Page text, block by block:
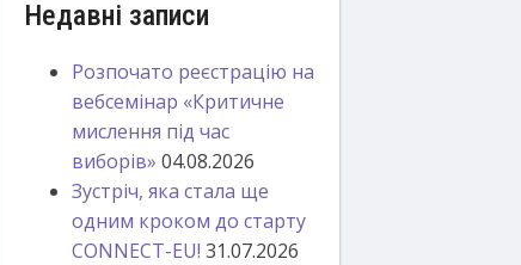
Недавні записи
Розпочато реєстрацію на
вебсемінар «Критичне
мислення під час
виборів» 04.08.2026
Зустріч, яка стала ще
одним кроком до старту
CONNECT-EU! 31.07.2026